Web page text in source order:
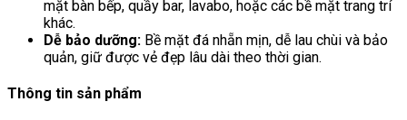
mặt bàn bếp, quầy bar, lavabo, hoặc các bề mặt trang trí
khác.
Dễ bảo dưỡng: Bề mặt đá nhẵn mịn, dễ lau chùi và bảo
quản, giữ được vẻ đẹp lâu dài theo thời gian.
Thông tin sản phẩm